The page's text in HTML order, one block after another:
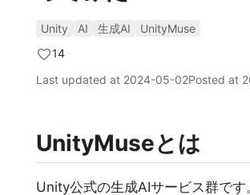
Unity AI 生成AI
UnityMuse
14
Last updated at 2024-05-02Posted at
UnityMuseとは
Unity公式の生成AIサービス群です